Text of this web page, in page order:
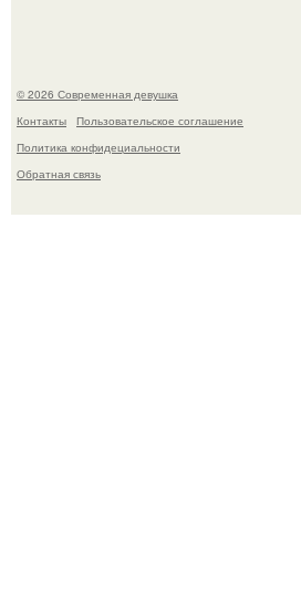
© 2026 Современная девушка
Контакты
Пользовательское соглашение
Политика конфидециальности
Обратная связь